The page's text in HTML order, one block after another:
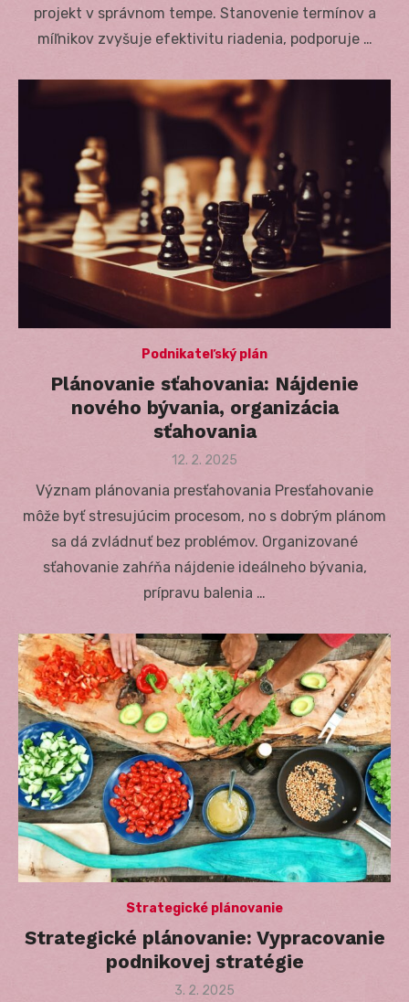
projekt v správnom tempe. Stanovenie termínov a
míľnikov zvyšuje efektivitu riadenia, podporuje …
Podnikateľský plán
Plánovanie sťahovania: Nájdenie
nového bývania, organizácia
sťahovania
Posted
12. 2. 2025
Význam plánovania presťahovania Presťahovanie
môže byť stresujúcim procesom, no s dobrým plánom
sa dá zvládnuť bez problémov. Organizované
sťahovanie zahŕňa nájdenie ideálneho bývania,
prípravu balenia …
Strategické plánovanie
Strategické plánovanie: Vypracovanie
podnikovej stratégie
Posted
3. 2. 2025